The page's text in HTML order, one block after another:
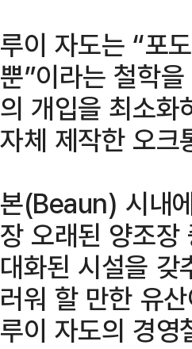
루이 자도는 “포
뿐”이라는 철학
의 개입을 최소
자체 제작한 오크
본(Beaun) 시내
장 오래된 양조장
대화된 시설을 갖
러워 할 만한 유
루이 자도의 경영